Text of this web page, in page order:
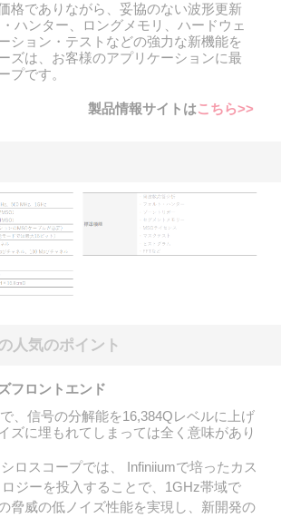
格でありながら、妥協のない波形更新
ハンター、ロングメモリ、ハードウェ
ション・テストなどの強力な新機能を
ズは、お客様のアプリケーションに最
プです。
製品情報サイトはこちら>>
人気のポイント
フロントエンド
、信号の分解能を16,384Qレベルに上げ
ズに埋もれてしまっては全く意味があり
ロスコープでは、 Infiniiumで培ったカス
ジーを投入することで、1GHz帯域で
脅威の低ノイズ性能を実現し、新開発の